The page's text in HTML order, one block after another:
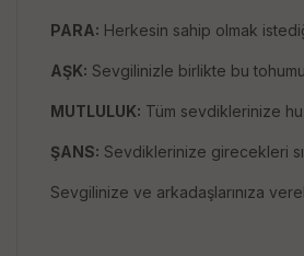
PARA: Herkesin sahip olmak
AŞK: Sevgilinizle birlikte bu
MUTLULUK: Tüm sevdiklerinize
ŞANS: Sevdiklerinize girecekleri
Sevgilinize ve arkadaşlarınıza